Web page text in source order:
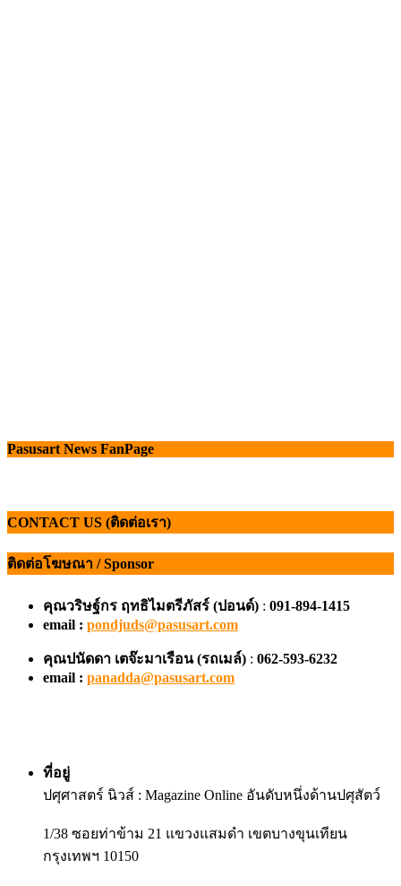
Pasusart News FanPage
CONTACT US (ติดต่อเรา)
ติดต่อโฆษณา / Sponsor
คุณวริษฐ์กร ฤทธิไมตรีภัสร์ (ปอนด์) : 091-894-1415
email : pondjuds@pasusart.com
คุณปนัดดา เตจ๊ะมาเรือน (รถเมล์) : 062-593-6232
email : panadda@pasusart.com
ที่อยู่
ปศุศาสตร์ นิวส์ : Magazine Online อันดับหนึ่งด้านปศุสัตว์
1/38 ซอยท่าข้าม 21 แขวงแสมดำ เขตบางขุนเทียน
กรุงเทพฯ 10150